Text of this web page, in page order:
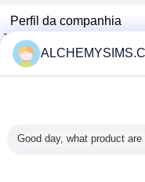
Perfil da companhia
Shenzhen City Breaker
Fornecedores Verified
Good day, what product